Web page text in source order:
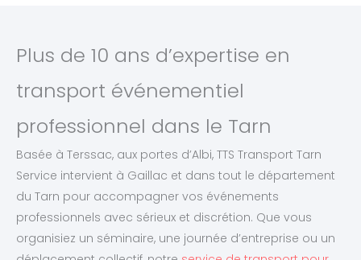
Plus de 10 ans d’expertise en
transport événementiel
professionnel dans le Tarn
Basée à Terssac, aux portes d’Albi, TTS Transport Tarn
Service intervient à Gaillac et dans tout le département
du Tarn pour accompagner vos événements
professionnels avec sérieux et discrétion. Que vous
organisiez un séminaire, une journée d’entreprise ou un